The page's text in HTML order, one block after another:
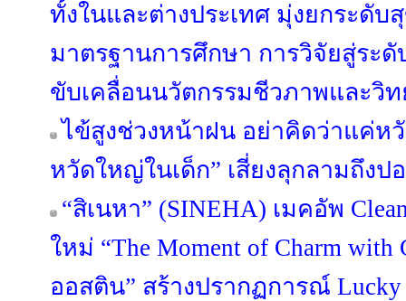
ทั้งในและต่างประเทศ มุ่งยกระดั
มาตรฐานการศึกษา การวิจัยสู่ระ
ขับเคลื่อนนวัตกรรมชีวภาพและวิ
ไข้สูงช่วงหน้าฝน อย่าคิดว่าแค่ห
หวัดใหญ่ในเด็ก” เสี่ยงลุกลามถึงป
“สิเนหา” (SINEHA) เมคอัพ
ใหม่ “The Moment of Charm with
ออสติน” สร้างปรากฏการณ์